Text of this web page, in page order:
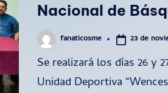
Nacional de
Publicado
por
fanaticosme 23 de
Se realizará los días 26 y
Unidad Deportiva